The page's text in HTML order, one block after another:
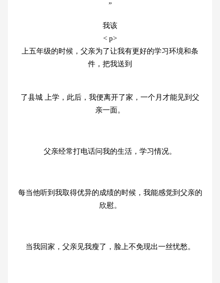
”
我该
< p>
上五年级的时候，父亲为了让我有更好的学习环境和条
件，把我送到
了县城 上学，此后，我便离开了家，一个月才能见到父
亲一面。
父亲经常打电话问我的生活，学习情况。
每当他听到我取得优异的成绩的时候，我能感觉到父亲的
欣慰。
当我回家，父亲见我瘦了，脸上不免现出一丝忧愁。